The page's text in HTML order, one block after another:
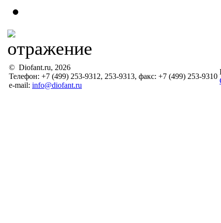
© Diofant.ru, 2026
Телефон: +7 (499) 253-9312, 253-9313, факс: +7 (499) 253-9310
e-mail: info@diofant.ru